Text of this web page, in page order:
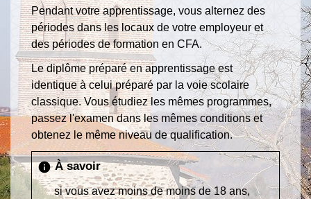
Pendant votre apprentissage, vous alternez des
périodes dans les locaux de votre employeur et
des périodes de formation en CFA.
Le diplôme préparé en apprentissage est
identique à celui préparé par la voie scolaire
classique. Vous étudiez les mêmes programmes,
passez l'examen dans les mêmes conditions et
obtenez le même niveau de qualification.
infoÀ savoir
si vous avez moins de moins de 18 ans,